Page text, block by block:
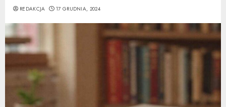
REDAKCJA 17 GRUDNIA, 2024